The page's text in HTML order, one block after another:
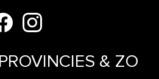
PROVINCIES & ZO